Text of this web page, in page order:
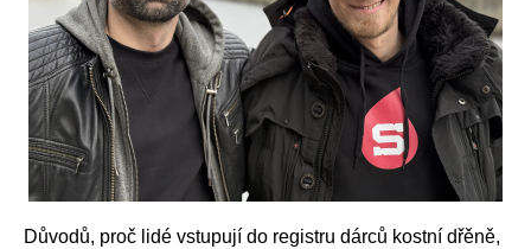
Důvodů, proč lidé vstupují do registru dárců kostní dřěně,